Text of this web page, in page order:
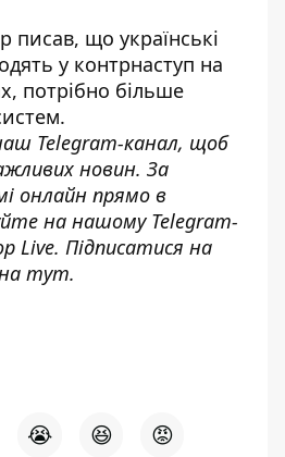
писав, що українські
у контрнаступ на
, потрібно більше
Telegram-канал, щоб
новин. За
онлайн прямо в
на нашому Telegram-
Live. Підписатися на
тут.
😭 😆 😡